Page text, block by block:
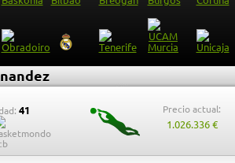
41 Precio actual:
1.026.336 €